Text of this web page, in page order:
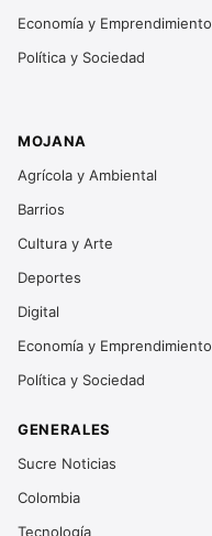
Economía y Emprendimiento
Política y Sociedad
MOJANA
Agrícola y Ambiental
Barrios
Cultura y Arte
Deportes
Digital
Economía y Emprendimiento
Política y Sociedad
GENERALES
Sucre Noticias
Colombia
Tecnología